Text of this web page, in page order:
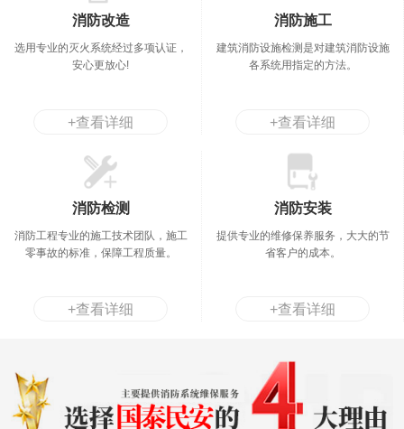
消防改造
选用专业的灭火系统经过多项认证，
安心更放心!
+查看详细
消防施工
建筑消防设施检测是对建筑消防设施
各系统用指定的方法。
+查看详细
消防检测
消防工程专业的施工技术团队，施工
零事故的标准，保障工程质量。
+查看详细
消防安装
提供专业的维修保养服务，大大的节
省客户的成本。
+查看详细